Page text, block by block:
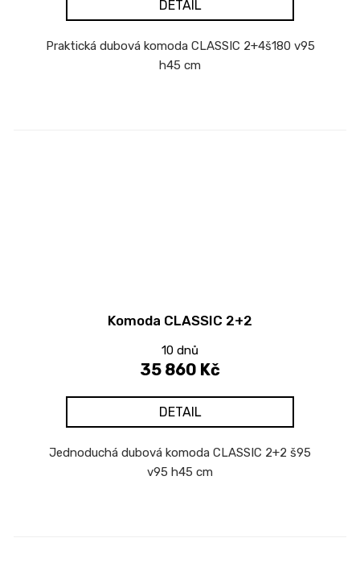
DETAIL
Praktická dubová komoda CLASSIC 2+4š180 v95
h45 cm
Komoda CLASSIC 2+2
10 dnů
35 860 Kč
DETAIL
Jednoduchá dubová komoda CLASSIC 2+2 š95
v95 h45 cm